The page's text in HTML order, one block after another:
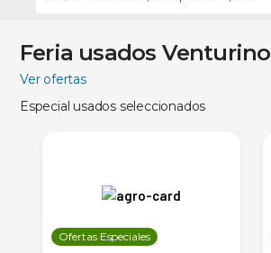
Feria usados Venturino
Ver ofertas
Especial usados seleccionados
Ofertas Especiales